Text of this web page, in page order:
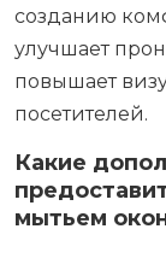
созданию
улучшает
повышает
посетителей.
Какие
мытьем